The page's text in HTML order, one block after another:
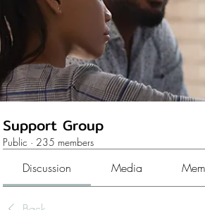
Support Group
Public · 235 members
Discussion Media